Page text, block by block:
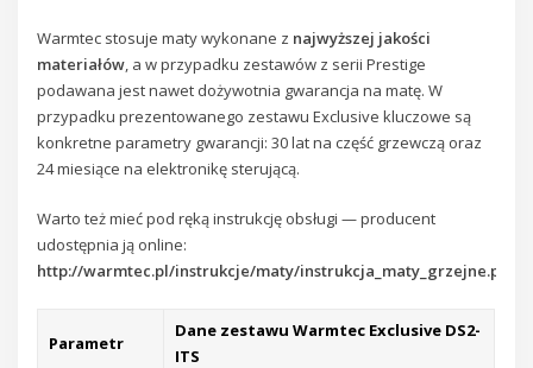
Warmtec stosuje maty wykonane z najwyższej jakości
materiałów, a w przypadku zestawów z serii Prestige
podawana jest nawet dożywotnia gwarancja na matę. W
przypadku prezentowanego zestawu Exclusive kluczowe są
konkretne parametry gwarancji: 30 lat na część grzewczą oraz
24 miesiące na elektronikę sterującą.
Warto też mieć pod ręką instrukcję obsługi — producent
udostępnia ją online:
http://warmtec.pl/instrukcje/maty/instrukcja_maty_grzejne.pdf
Parametr
Dane zestawu Warmtec Exclusive DS2-
ITS